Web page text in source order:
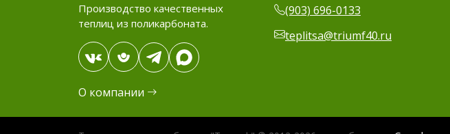
Производство качественных
теплиц из поликарбоната.
О компании
(903) 696-0133
teplitsa@triumf40.ru